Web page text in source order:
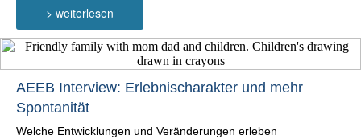
> weiterlesen
AEEB Interview: Erlebnischarakter und mehr
Spontanität
Welche Entwicklungen und Veränderungen erleben